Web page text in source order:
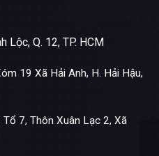
Lộc, Q. 12, TP. HCM
19 Xã Hải Anh, H. Hải Hậu,
Tổ 7, Thôn Xuân Lạc 2, Xã